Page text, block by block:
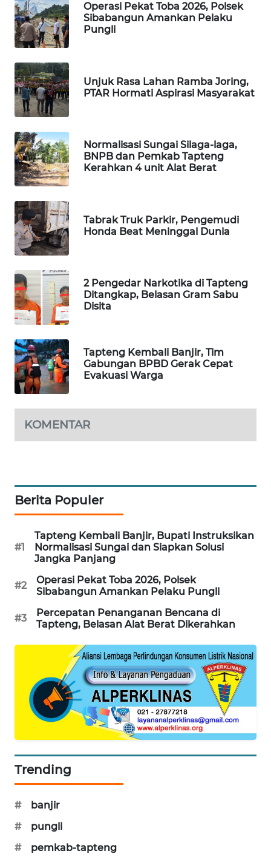
Operasi Pekat Toba 2026, Polsek
Sibabangun Amankan Pelaku
Pungli
Unjuk Rasa Lahan Ramba Joring,
PTAR Hormati Aspirasi Masyarakat
Normalisasi Sungai Silaga-laga,
BNPB dan Pemkab Tapteng
Kerahkan 4 unit Alat Berat
Tabrak Truk Parkir, Pengemudi
Honda Beat Meninggal Dunia
2 Pengedar Narkotika di Tapteng
Ditangkap, Belasan Gram Sabu
Disita
Tapteng Kembali Banjir, Tim
Gabungan BPBD Gerak Cepat
Evakuasi Warga
KOMENTAR
Berita Populer
#1
Tapteng Kembali Banjir, Bupati Instruksikan
Normalisasi Sungai dan Siapkan Solusi
Jangka Panjang
#2
Operasi Pekat Toba 2026, Polsek
Sibabangun Amankan Pelaku Pungli
#3
Percepatan Penanganan Bencana di
Tapteng, Belasan Alat Berat Dikerahkan
Trending
#
banjir
#
pungli
#
pemkab-tapteng
KELISTRIKAN
WALINKI
ID
MAWAKA
ID
NET
PLN
WATCH
MKLI
LPKKI
LKKI
KOPEKLIN
PORTAL
KONSUMEN
FORWAMKI
ALPERKLINAS
TAMBANG
NEWS
SITUNGIR
NEWS
SIDIKALANG
NEWS
SIBARAGAS
SIANTAR
NEWS
METRO
MEDAN
METRO
NEWS
NEWS